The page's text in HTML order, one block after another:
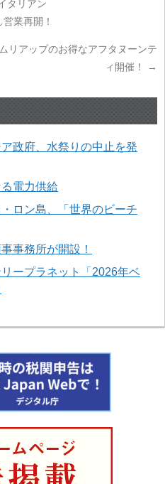
タリアン
業再開！
リアップのお得なアフタヌーンテ
ィ開催！
→
政府、水祭りの中止を発
電力供給
ロン島、「世界のビーチ
事務所が開設！
ープラネット「2026年ベ